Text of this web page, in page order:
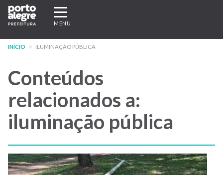
Pular
para
conteúdo
Expandir/recolher
navegação
MENU
INÍCIO ILUMINAÇÃO PÚBLICA
Conteúdos
relacionados a:
iluminação pública